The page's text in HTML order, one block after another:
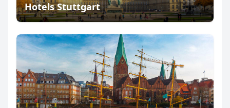
Hotels Stuttgart